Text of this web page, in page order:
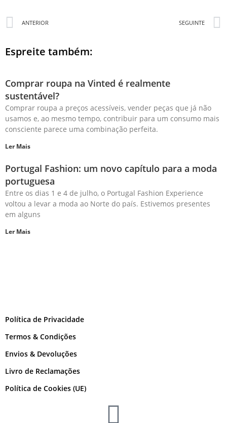
ANTERIOR SEGUINTE
Espreite também:
Comprar roupa na Vinted é realmente
sustentável?
Comprar roupa a preços acessíveis, vender peças que já não
usamos e, ao mesmo tempo, contribuir para um consumo mais
consciente parece uma combinação perfeita.
Ler Mais
Portugal Fashion: um novo capítulo para a moda
portuguesa
Entre os dias 1 e 4 de julho, o Portugal Fashion Experience
voltou a levar a moda ao Norte do país. Estivemos presentes
em alguns
Ler Mais
Política de Privacidade
Termos & Condições
Envios & Devoluções
Livro de Reclamações
Política de Cookies (UE)